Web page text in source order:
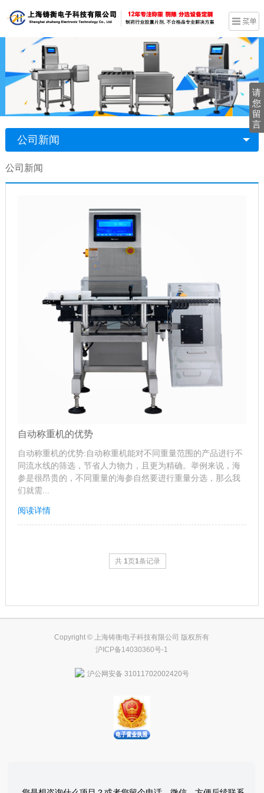
公司新闻
公司新闻
自动称重机的优势
自动称重机的优势:自动称重机能对不同重量范围的产品进行不
同流水线的筛选，节省人力物力，且更为精确。举例来说，海
参是很昂贵的，不同重量的海参自然要进行重量分选，那么我
们就需...
阅读详情
共1页1条记录
Copyright © 上海铸衡电子科技有限公司 版权所有
沪ICP备14030360号-1
沪公网安备 31011702002420号
请
您
留
言